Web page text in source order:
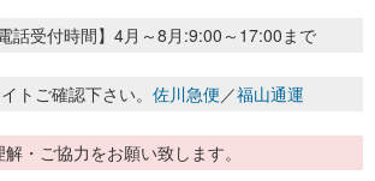
話受付時間】4月～8月:9:00～17:00まで
トご確認下さい。 佐川急便／福山通運
・ご協力をお願い致します。